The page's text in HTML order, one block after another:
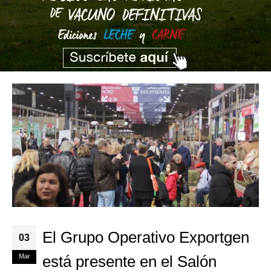
03
Mar
El Grupo Operativo Exportgen
está presente en el Salón